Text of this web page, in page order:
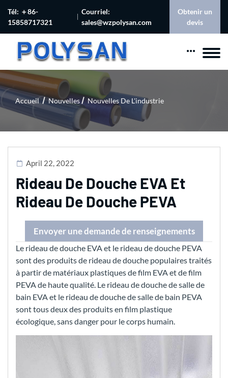
Tél: ＋86-
15858717321
Courriel:
sales@wzpolysan.com
Obtenir un
devis
Accueil Nouvelles Nouvelles De L'industrie
April 22, 2022
Rideau De Douche EVA Et
Rideau De Douche PEVA
Envoyer une demande de renseignements
Le rideau de douche EVA et le rideau de douche PEVA
sont des produits de rideau de douche populaires traités
à partir de matériaux plastiques de film EVA et de film
PEVA de haute qualité. Le rideau de douche de salle de
bain EVA et le rideau de douche de salle de bain PEVA
sont tous deux des produits en film plastique
écologique, sans danger pour le corps humain.